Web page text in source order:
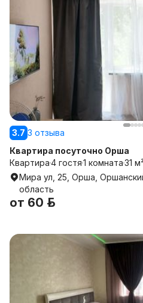
3.7 3 отзыва
Квартира посуточно Орша
Квартира4 гостя1 комната31 м²
Мира ул, 25, Орша,
область
от 60 р.